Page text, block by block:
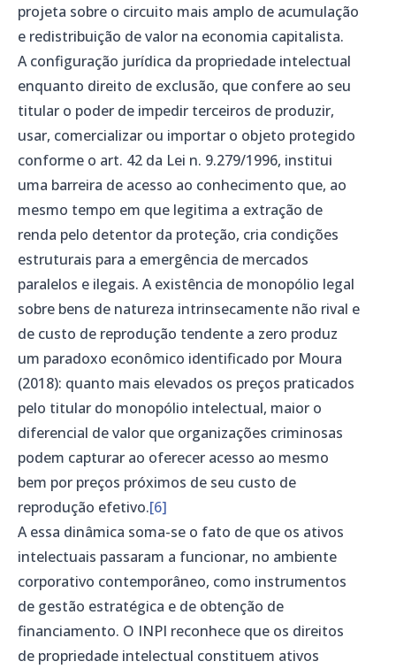
projeta sobre o circuito mais amplo de acumulação
e redistribuição de valor na economia capitalista.
A configuração jurídica da propriedade intelectual
enquanto direito de exclusão, que confere ao seu
titular o poder de impedir terceiros de produzir,
usar, comercializar ou importar o objeto protegido
conforme o art. 42 da Lei n. 9.279/1996, institui
uma barreira de acesso ao conhecimento que, ao
mesmo tempo em que legitima a extração de
renda pelo detentor da proteção, cria condições
estruturais para a emergência de mercados
paralelos e ilegais. A existência de monopólio legal
sobre bens de natureza intrinsecamente não rival e
de custo de reprodução tendente a zero produz
um paradoxo econômico identificado por Moura
(2018): quanto mais elevados os preços praticados
pelo titular do monopólio intelectual, maior o
diferencial de valor que organizações criminosas
podem capturar ao oferecer acesso ao mesmo
bem por preços próximos de seu custo de
reprodução efetivo.[6]
A essa dinâmica soma-se o fato de que os ativos
intelectuais passaram a funcionar, no ambiente
corporativo contemporâneo, como instrumentos
de gestão estratégica e de obtenção de
financiamento. O INPI reconhece que os direitos
de propriedade intelectual constituem ativos